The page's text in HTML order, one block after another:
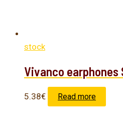
stock
Vivanco earphones
5.38€ Read more